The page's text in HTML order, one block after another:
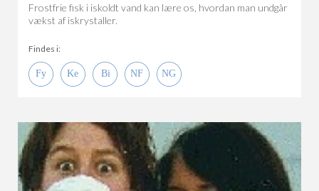
Frostfrie fisk i iskoldt vand kan lære os, hvordan man undgår
vækst af iskrystaller.
Findes i: